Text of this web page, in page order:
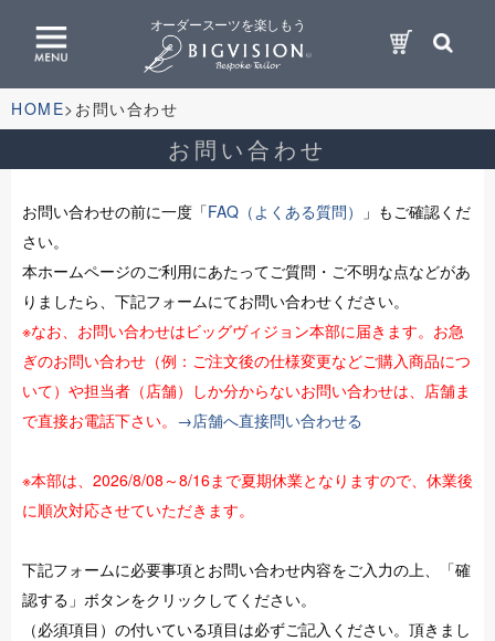
オーダースーツを楽しもう
HOME お問い合わせ
お問い合わせ
お問い合わせの前に一度「FAQ（よくある質問）
」もご確認くだ
さい。
本ホームページのご利用にあたってご質問・ご不明な点などがあ
りましたら、下記フォームにてお問い合わせください。
※なお、お問い合わせはビッグヴィジョン本部に届きます。お急
ぎのお問い合わせ（例：ご注文後の仕様変更などご購入商品につ
いて）や担当者（店舗）しか分からないお問い合わせは、店舗ま
で直接お電話下さい。 →店舗へ直接問い合わせる
※本部は、2026/8/08～8/16まで夏期休業となりますので、休業後
に順次対応させていただきます。
下記フォームに必要事項とお問い合わせ内容をご入力の上、「確
認する」ボタンをクリックしてください。
（必須項目）の付いている項目は必ずご記入ください。頂きまし